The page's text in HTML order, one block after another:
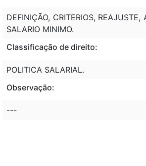
DEFINIÇÃO, CRITERIOS, REAJUSTE,
SALARIO MINIMO.
Classificação de direito:
POLITICA SALARIAL.
Observação:
---